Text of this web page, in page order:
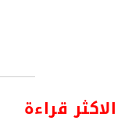
الاكثر قراءة